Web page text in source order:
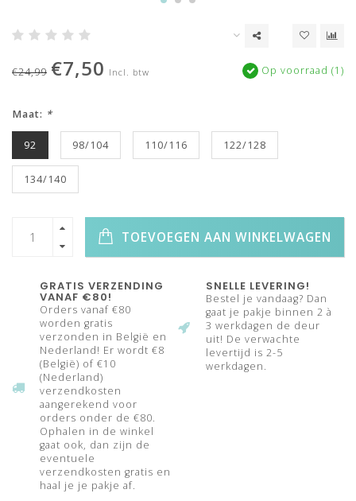
€24,99 €7,50 Incl. btw Op voorraad (1)
Maat: *
92 98/104 110/116 122/128
134/140
TOEVOEGEN AAN WINKELWAGEN
GRATIS VERZENDING
VANAF €80!
Orders vanaf €80
worden gratis
verzonden in België en
Nederland! Er wordt €8
(België) of €10
(Nederland)
verzendkosten
aangerekend voor
orders onder de €80.
Ophalen in de winkel
gaat ook, dan zijn de
eventuele
verzendkosten gratis en
haal je je pakje af.
SNELLE LEVERING!
Bestel je vandaag? Dan
gaat je pakje binnen 2 à
3 werkdagen de deur
uit! De verwachte
levertijd is 2-5
werkdagen.